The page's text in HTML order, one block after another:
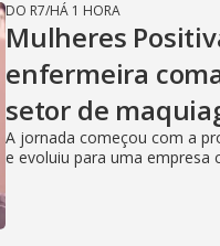
DO R7/HÁ 1 HORA
Mulheres
enfermeira
setor de
A jornada começou com a
e evoluiu para uma empresa